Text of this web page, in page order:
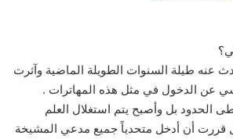
عنه طيلة السنوات الطويلة الماضية وآثرت
عن الدخول في مثل هذه المهاترات .
الحدود بل وأصبح يتم استغلال العلم
قررت أن أدخل متحدياً جميع مدعي المشيخة